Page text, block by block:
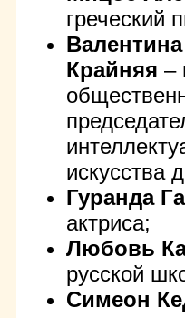
греческий
Крайняя –
искусства
Гуранда
актриса;
Любовь
русской
Симеон